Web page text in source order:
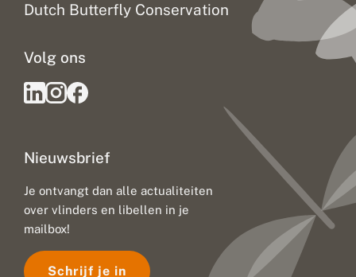
Dutch Butterfly Conservation
Nieuwsbrief
Je ontvangt dan alle actualiteiten
over vlinders en libellen in je
mailbox!
Schrijf je in
Volg ons